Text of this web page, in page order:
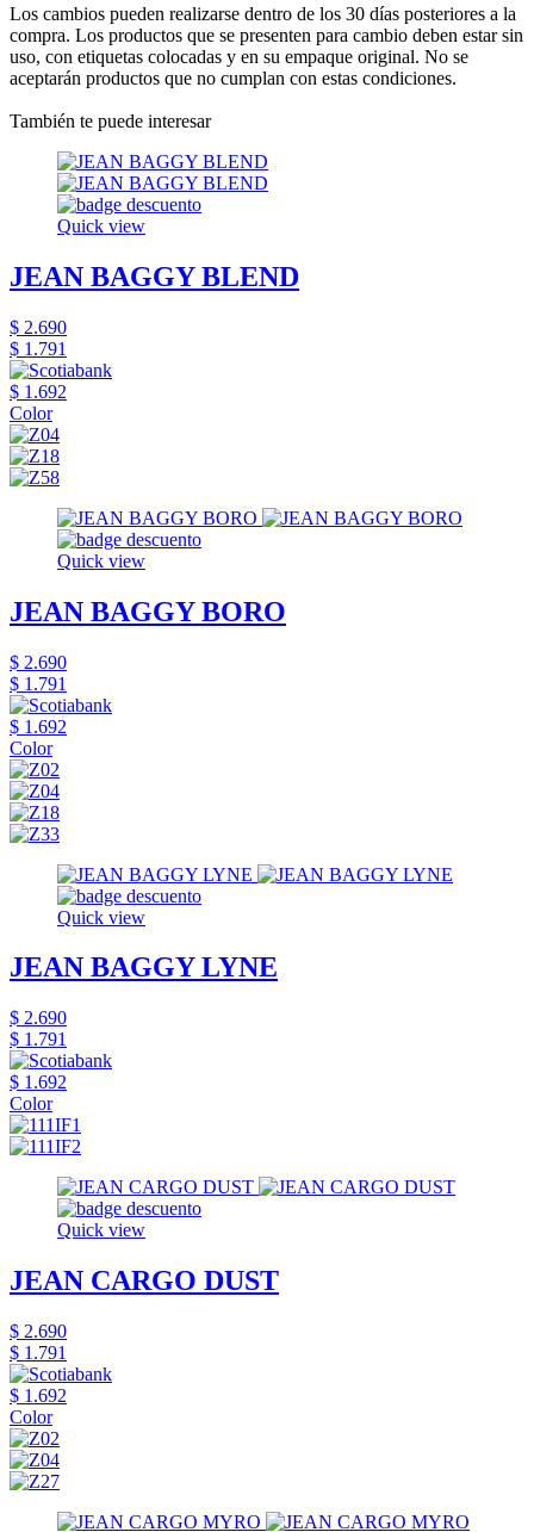
Los cambios pueden realizarse dentro de los 30 días posteriores a la
compra. Los productos que se presenten para cambio deben estar sin
uso, con etiquetas colocadas y en su empaque original. No se
aceptarán productos que no cumplan con estas condiciones.
También te puede interesar
Quick view
JEAN BAGGY BLEND
$ 2.690
$ 1.791
$ 1.692
Color
Quick view
JEAN BAGGY BORO
$ 2.690
$ 1.791
$ 1.692
Color
Quick view
JEAN BAGGY LYNE
$ 2.690
$ 1.791
$ 1.692
Color
Quick view
JEAN CARGO DUST
$ 2.690
$ 1.791
$ 1.692
Color